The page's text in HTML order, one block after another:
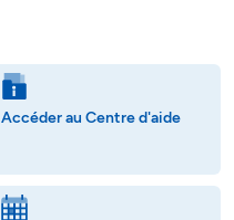
Accéder au Centre d'aide